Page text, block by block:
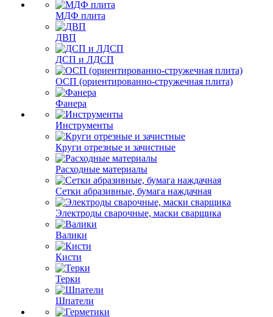
МДФ плита
ДВП
ДСП и ЛДСП
ОСП (ориентированно-стружечная плита)
Фанера
Инструменты
Круги отрезные и зачистные
Расходные материалы
Сетки абразивные, бумага наждачная
Электроды сварочные, маски сварщика
Валики
Кисти
Терки
Шпатели